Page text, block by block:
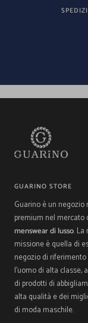
GUARINO STORE
Guarino è un negozio
premium nel mercato
menswear di lusso. La
missione è quella di
negozio di riferimento
l'uomo di alta classe,
di prodotti di
alta qualità e dei
di moda maschile.